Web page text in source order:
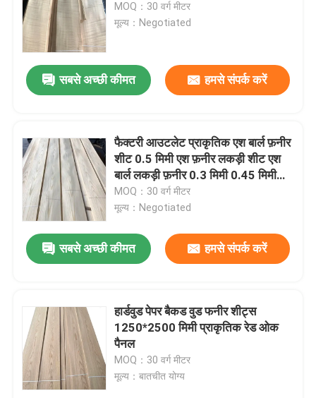
उत्पादों
हमारे बारे में
MOQ：30 वर्ग मीटर
मूल्य：Negotiated
सबसे अच्छी कीमत हमसे संपर्क करें
फैक्टरी आउटलेट प्राकृतिक एश बार्ल फ़नीर
शीट 0.5 मिमी एश फ़नीर लकड़ी शीट एश
बार्ल लकड़ी फ़नीर 0.3 मिमी 0.45 मिमी
0.5 मिमी
MOQ：30 वर्ग मीटर
मूल्य：Negotiated
सबसे अच्छी कीमत हमसे संपर्क करें
हार्डवुड पेपर बैकड वुड फनीर शीट्स
1250*2500 मिमी प्राकृतिक रेड ओक
पैनल
MOQ：30 वर्ग मीटर
मूल्य：बातचीत योग्य